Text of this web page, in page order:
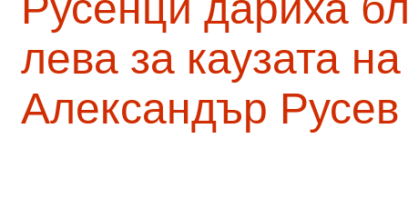
лева за каузата
Александър Русев